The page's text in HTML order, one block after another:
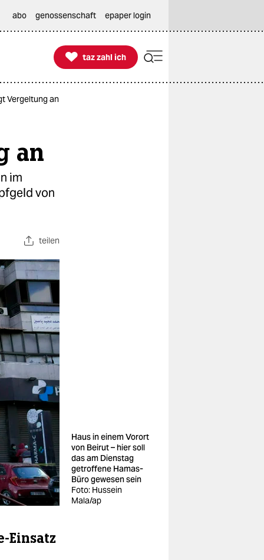
abo genossenschaft epaper login

taz zahl ich
taz zahl ich
Vergeltung an
an
im
von
teilen
Haus in einem Vorort
von Beirut – hier soll
das am Dienstag
getroffene Hamas-
Büro gewesen sein
Foto: Hussein
Mala/ap
Einsatz